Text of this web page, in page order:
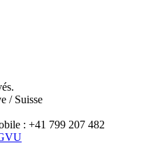
X
/ Suisse
: +41 799 207 482